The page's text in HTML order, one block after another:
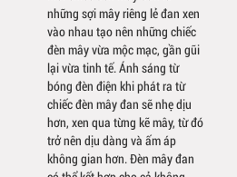
những sợi mây riêng lẻ đan xen
vào nhau tạo nên những chiếc
đèn mây vừa mộc mạc, gần gũi
lại vừa tinh tế. Ánh sáng từ
bóng đèn điện khi phát ra từ
chiếc đèn mây đan sẽ nhẹ dịu
hơn, xen qua từng kẽ mây, từ đó
trở nên dịu dàng và ấm áp
không gian hơn. Đèn mây đan